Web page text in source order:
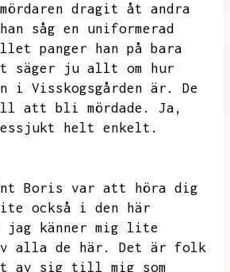
dragit åt andra
såg en uniformerad
panger han på bara
säger ju allt om hur
i Visskogsgården är.
De
att bli mördade.
Ja,
helt enkelt.
Boris var att höra dig
också i den här
jag känner mig lite
alla de här.
Det är folk
av sig till mig som